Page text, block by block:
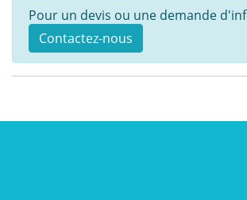
Pour un devis ou une demande
Contactez-nous